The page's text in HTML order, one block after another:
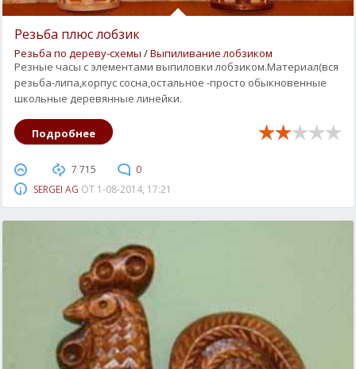
Резьба плюс лобзик
Резьба по дереву-схемы /Выпиливание лобзиком
Резные часы с элементами выпиловки лобзиком.Материал(вся
резьба-липа,корпус сосна,остальное -просто обыкновенные
школьные деревянные линейки.
Подробнее
7 715
0
SERGEI AG ОТ 1-08-2014, 17:21